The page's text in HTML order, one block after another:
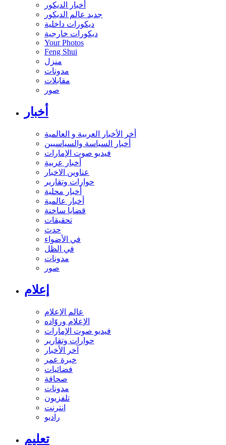
أخبار الديكور
جديد عالم الديكور
ديكورات داخلية
ديكورات خارجية
Your Photos
Feng Shui
منزل
مدونات
مقابلات
صور
أخبار
أخر الأخبار العربية و العالمية
أخبار السياسة والسياسيين
فيديو صوت الإمارات
أخبار عربية
عناوين الاخبار
حوارات وتقارير
أخبار محلية
أخبار عالمية
قضايا ساخنة
تحقيقات
حدث
في الأضواء
في الظل
مدونات
صور
إعلام
عالم الإعلام
الإعلام وروّاده
فيديو صوت الإمارات
حوارات وتقارير
آخر الأخبار
خبرة عمر
فضائيات
صحافة
مدونات
تلفزيون
انترنت
راديو
تعليم